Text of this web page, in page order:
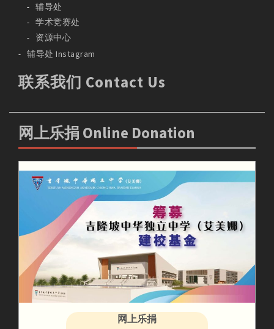
辅导处
学术竞赛处
资源中心
辅导处 Instagram
联系我们 Contact Us
网上乐捐 Online Donation
网上乐捐